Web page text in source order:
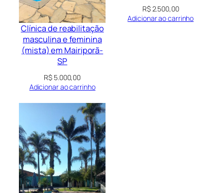
Clínica de reabilitação
masculina e feminina
(mista) em Mairiporã-
SP
R$ 5.000,00
Adicionar ao carrinho
R$2.500,00
Adicionar ao carrinho